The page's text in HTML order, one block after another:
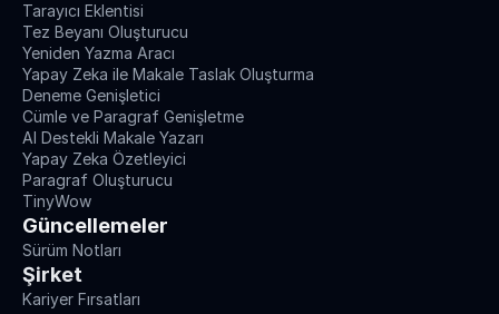
Tarayıcı Eklentisi
Tez Beyanı Oluşturucu
Yeniden Yazma Aracı
Yapay Zeka ile Makale Taslak Oluşturma
Deneme Genişletici
Cümle ve Paragraf Genişletme
AI Destekli Makale Yazarı
Yapay Zeka Özetleyici
Paragraf Oluşturucu
TinyWow
Güncellemeler
Sürüm Notları
Şirket
Kariyer Fırsatları